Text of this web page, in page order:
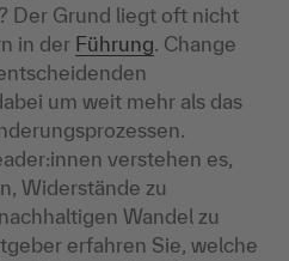
Der Grund liegt oft nicht
in der Führung. Change
um weit mehr als das
verstehen es,
Widerstände zu
Wandel zu
erfahren Sie, welche